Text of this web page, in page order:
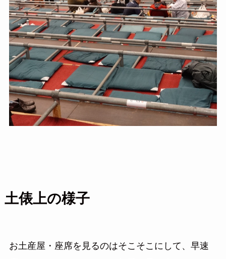
土俵上の様子
お土産屋・座席を見るのはそこそこにして、早速